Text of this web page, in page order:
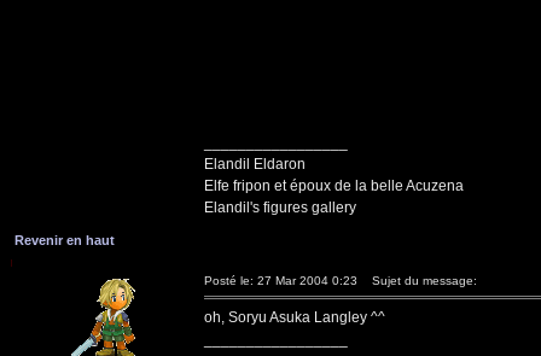
Elandil Eldaron
Elfe fripon et époux de la belle Acuzena
Elandil's figures gallery
Revenir en haut
Posté le: 27 Mar 2004 0:23 Sujet du message:
oh, Soryu Asuka Langley ^^